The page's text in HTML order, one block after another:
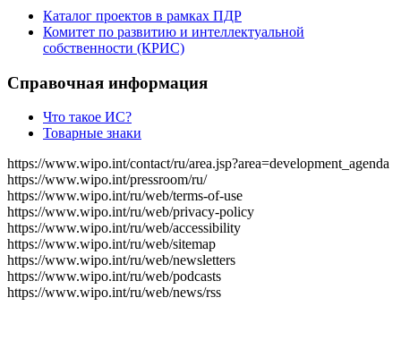
Каталог проектов в рамках ПДР
Комитет по развитию и интеллектуальной
собственности (КРИС)
Справочная информация
Что такое ИС?
Товарные знаки
https://www.wipo.int/contact/ru/area.jsp?area=development_agenda
https://www.wipo.int/pressroom/ru/
https://www.wipo.int/ru/web/terms-of-use
https://www.wipo.int/ru/web/privacy-policy
https://www.wipo.int/ru/web/accessibility
https://www.wipo.int/ru/web/sitemap
https://www.wipo.int/ru/web/newsletters
https://www.wipo.int/ru/web/podcasts
https://www.wipo.int/ru/web/news/rss